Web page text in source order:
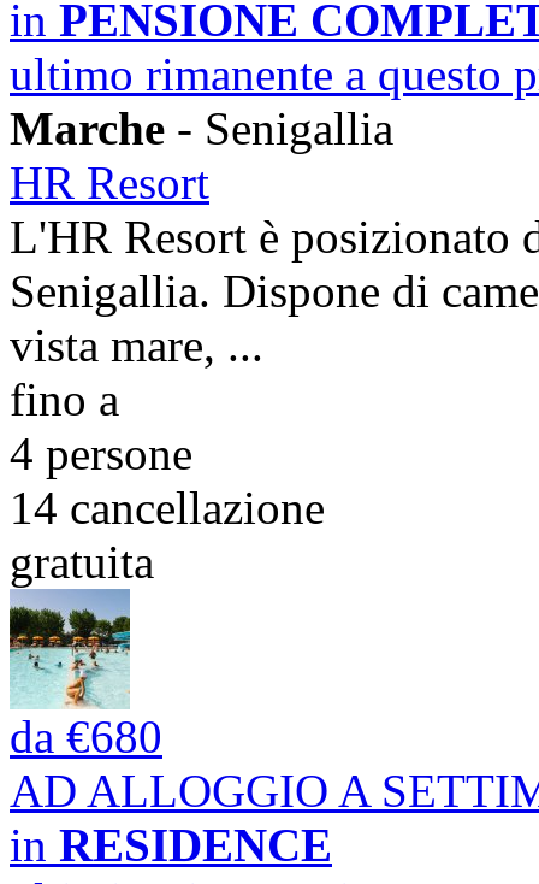
in PENSIONE
ultimo rimanente a questo
Marche - Senigallia
HR Resort
L'HR Resort è posizionato
Senigallia. Dispone di
vista mare, ...
fino a
4 persone
14 cancellazione
gratuita
da €680
AD ALLOGGIO A
in RESIDENCE